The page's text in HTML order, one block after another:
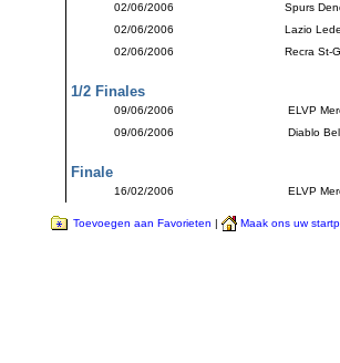
02/06/2006
Spurs
02/06/2006
Lazio
02/06/2006
Recra St-
1/2 Finales
09/06/2006
ELVP
09/06/2006
Diablo
Finale
16/02/2006 ELVP
Toevoegen aan Favorieten | Maak ons uw